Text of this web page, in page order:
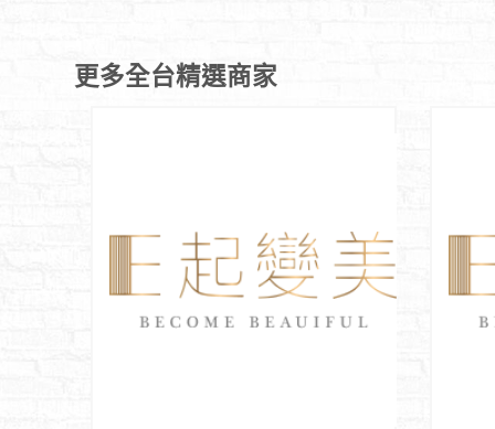
更多全台精選商家